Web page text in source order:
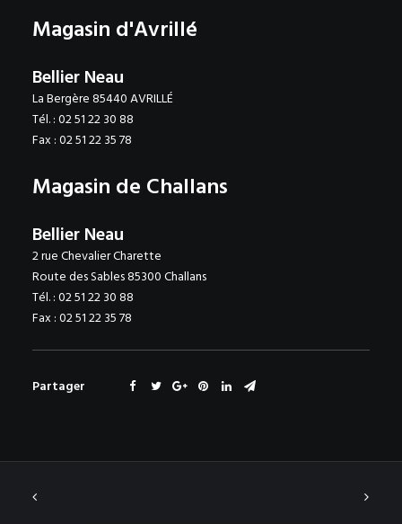
Magasin d'Avrillé
Bellier Neau
La Bergère 85440 AVRILLÉ
Tél. : 02 51 22 30 88
Fax : 02 51 22 35 78
Magasin de Challans
Bellier Neau
2 rue Chevalier Charette
Route des Sables 85300 Challans
Tél. : 02 51 22 30 88
Fax : 02 51 22 35 78
Partager